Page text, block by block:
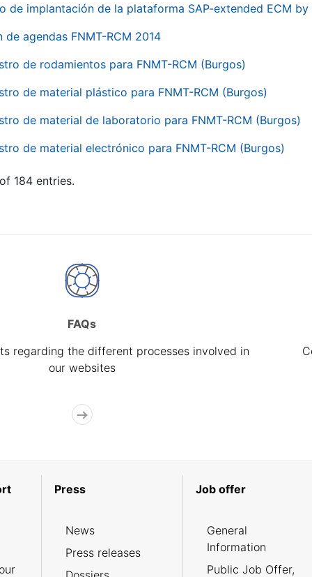
de implantación de la plataforma SAP-extended ECM by
de agendas FNMT-RCM 2014
de rodamientos para FNMT-RCM (Burgos)
de material plástico para FNMT-RCM (Burgos)
de material de laboratorio para FNMT-RCM (Burgos)
de material electrónico para FNMT-RCM (Burgos)
184 entries.
FAQs
regarding the different processes involved in
our websites
Press
News
Press releases
Job offer
General
Information
Public Job Offer,